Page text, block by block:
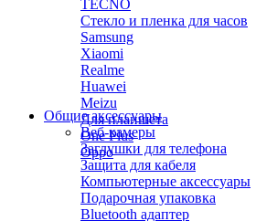
TECNO
Стекло и пленка для часов
Samsung
Xiaomi
Realme
Huawei
Meizu
Для планшета
One Plus
Oppo
Общие аксессуары
Веб-камеры
Заглушки для телефона
Защита для кабеля
Компьютерные аксессуары
Подарочная упаковка
Bluetooth адаптер